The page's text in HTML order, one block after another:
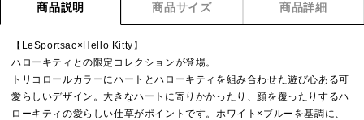
商品説明 商品サイズ 商品詳細
【LeSportsac×Hello Kitty】
ハローキティとの限定コレクションが登場。
トリコロールカラーにハートとハローキティを組み合わせた遊び心ある可
愛らしいデザイン。大きなハートに寄りかかったり、顔を覆ったりするハ
ローキティの愛らしい仕草がポイントです。ホワイト×ブルーを基調に、